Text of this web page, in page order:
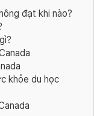
đạt khi nào?
khỏe du học